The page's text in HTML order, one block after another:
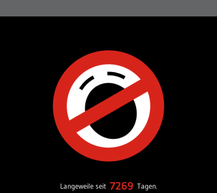
Langeweile seit 7269 Tagen.